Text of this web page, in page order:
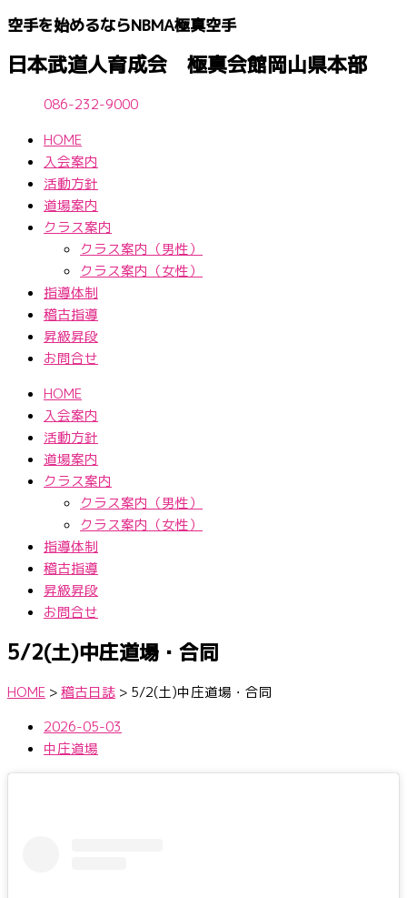
容
を
ス
空手を始めるならNBМA極真空手
日本武道人育成会 極真会館岡山県本部
086-232-9000
HOME
入会案内
活動方針
道場案内
クラス案内
クラス案内（男性）
クラス案内（女性）
指導体制
稽古指導
昇級昇段
お問合せ
HOME
入会案内
活動方針
道場案内
クラス案内
クラス案内（男性）
クラス案内（女性）
指導体制
稽古指導
昇級昇段
お問合せ
5/2(土)中庄道場・合同
HOME >稽古日誌 > 5/2(土)中庄道場・合同
2026-05-03
中庄道場